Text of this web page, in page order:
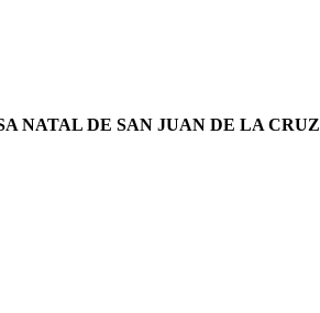
NATAL DE SAN JUAN DE LA CRUZ